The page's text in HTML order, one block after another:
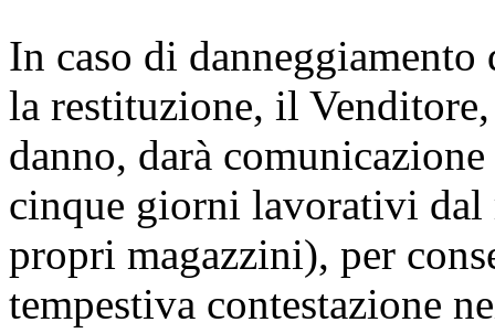
In caso di
la restituzione, il
danno, darà
cinque giorni lavorativi
propri magazzini), per
tempestiva contestazione